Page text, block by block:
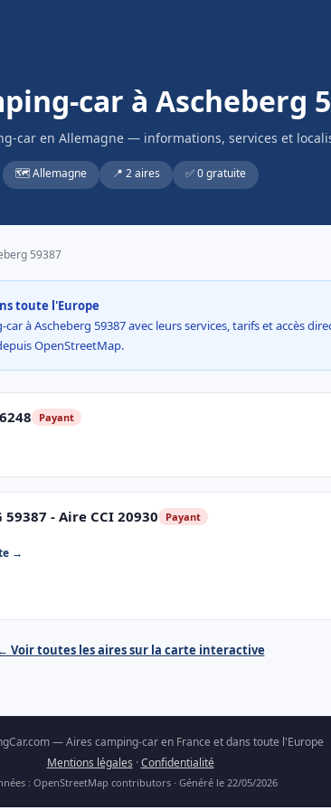
car à Ascheberg
car en Allemagne — informations, services et
🗺️ Allemagne 📍 2 aires ✅ 0 gratuite
59387
toute l'Europe
à Ascheberg 59387 avec leurs services, tarifs et accès
OpenStreetMap.
Payant
59387 - Aire CCI 20930 Payant
→
Voir toutes les aires sur la carte interactive
— Aires camping-car en France et dans toute l'Europe
Mentions légales ·Confidentialité
: OpenStreetMap contributors · Généré le 22/05/2026